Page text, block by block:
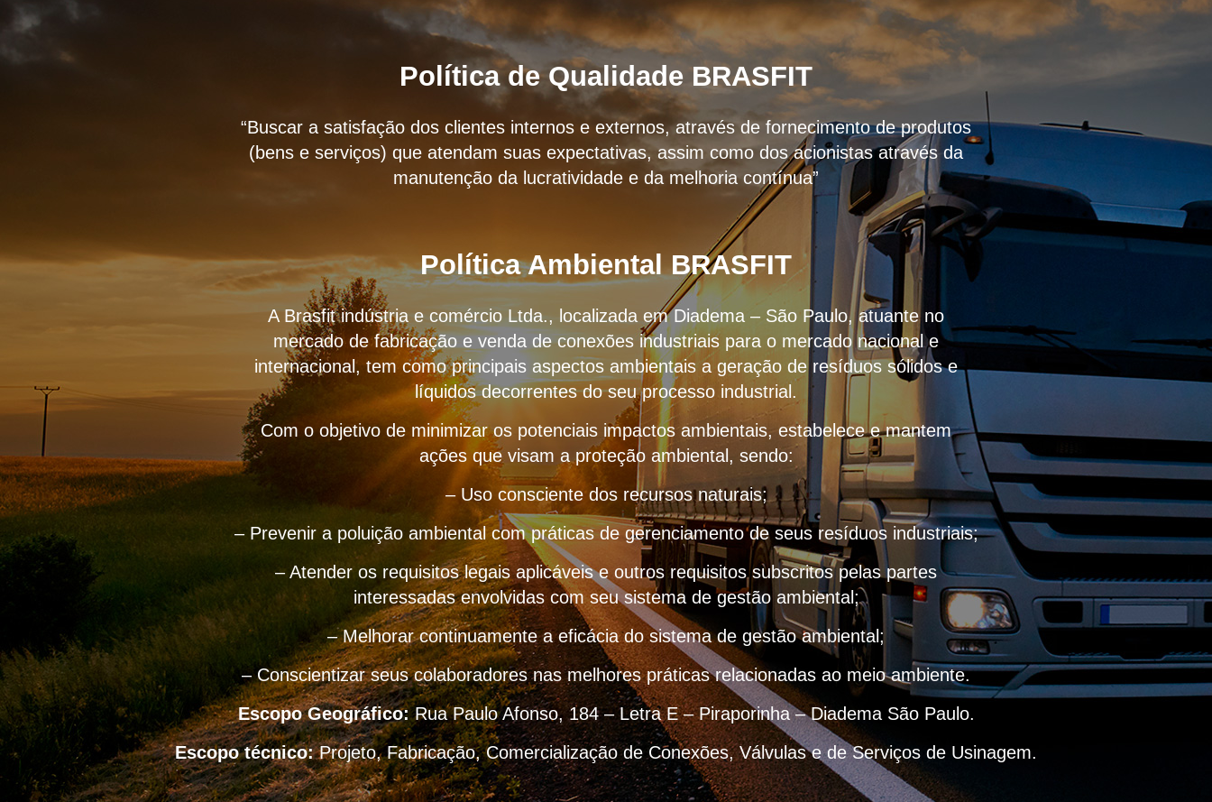
Política de Qualidade BRASFIT
“Buscar a satisfação dos clientes internos e externos, através de fornecimento de produtos
(bens e serviços) que atendam suas expectativas, assim como dos acionistas através da
manutenção da lucratividade e da melhoria contínua”
Política Ambiental BRASFIT
A Brasfit indústria e comércio Ltda., localizada em Diadema – São Paulo, atuante no
mercado de fabricação e venda de conexões industriais para o mercado nacional e
internacional, tem como principais aspectos ambientais a geração de resíduos sólidos e
líquidos decorrentes do seu processo industrial.
Com o objetivo de minimizar os potenciais impactos ambientais, estabelece e mantem
ações que visam a proteção ambiental, sendo:
– Uso consciente dos recursos naturais;
– Prevenir a poluição ambiental com práticas de gerenciamento de seus resíduos industriais;
– Atender os requisitos legais aplicáveis e outros requisitos subscritos pelas partes
interessadas envolvidas com seu sistema de gestão ambiental;
– Melhorar continuamente a eficácia do sistema de gestão ambiental;
– Conscientizar seus colaboradores nas melhores práticas relacionadas ao meio ambiente.
Escopo Geográfico:Rua Paulo Afonso, 184 – Letra E – Piraporinha – Diadema São Paulo.
Escopo técnico:Projeto, Fabricação, Comercialização de Conexões, Válvulas e de Serviços de Usinagem.